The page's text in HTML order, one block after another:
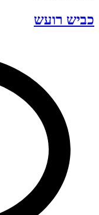
כביש רועש